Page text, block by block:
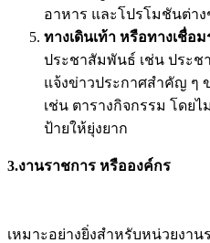
อาหาร และโปรโมชันต่าง
ทางเดินเท้า หรือทางเชื่อ
ประชาสัมพันธ์ เช่น ประ
แจ้งข่าวประกาศสำคัญ ๆ
เช่น ตารางกิจกรรม โดย
ป้ายให้ยุ่งยาก
3.งานราชการ หรือองค์กร
เหมาะอย่างยิ่งสำหรับหน่วยงา